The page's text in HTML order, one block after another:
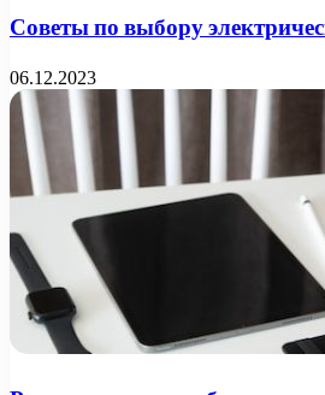
Советы по выбору
06.12.2023